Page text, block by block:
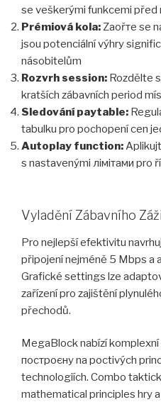
se veškerými funkcemi
Prémiová kola:Zaоřте se
jsou potenciální výhry
násobitelům
Rozvrh session: Rozdělte
kratších zábavních period
Sledování paytable:
tabulku pro pochopení cen
Autoplay function:
s nastavenými лімітами pro
Vyladění Zábavního
Pro nejlepší efektivitu
připojení nejméně 5 Mbps a
Grafické settings lze
zařízení pro zajištění
přechodů.
MegaBlock nabízí
построєну na poctivých
technologiích. Combo
mathematical principles hry